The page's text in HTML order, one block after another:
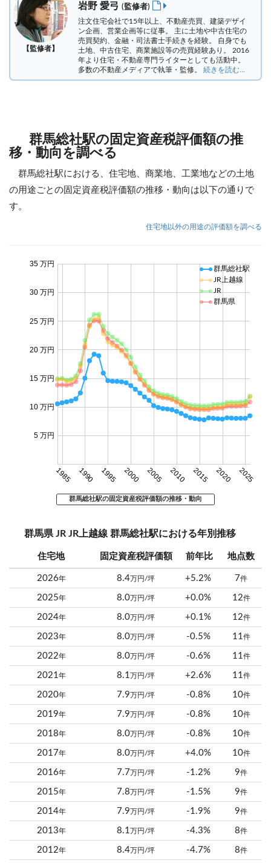
【監修者】
岩野 愛弓 (監修者)
注文住宅会社で15年以上、不動産売買、建築デザイ
ン企画、営業企画等に従事。 主に土地や中古住宅の
売買契約、金融・司法書士手続きを経験。 自身でも
土地、中古住宅、商業施設等の売買経験あり。 2016
年より住宅・不動産専門ライターとしても活動中。
多数の不動産メディアで執筆・監修。 続きを読む...
群馬総社駅の固定資産税評価額の推
移・動向を調べる
群馬総社駅における、住宅地、商業地、工業地などの土地
の用途ごとの固定資産税評価額の推移・動向は以下の通りで
す。
住宅地以外の用途の評価額を調べる
1985 1990 1995 2000 2005 2010 2015 2020 2025
5 万円
10 万円
15 万円
20 万円
25 万円
30 万円
35 万円
群馬総社駅
JR上越線
JR
群馬県
群馬総社駅の固定資産税評価額の推移・動向
群馬県 JR JR上越線 群馬総社駅における年別推移
住宅地 固定資産税評価額 前年比 地点数
2026年 8.4 万円/坪 +5.2% 7件
2025年 8.0 万円/坪 +0.0% 12件
2024年 8.0 万円/坪 +0.1% 12件
2023年 8.0 万円/坪 -0.5% 11件
2022年 8.0 万円/坪 -0.6% 11件
2021年 8.1 万円/坪 +2.6% 11件
2020年 7.9 万円/坪 -0.8% 10件
2019年 7.9 万円/坪 -0.8% 10件
2018年 8.0 万円/坪 -0.8% 10件
2017年 8.0 万円/坪 +4.0% 10件
2016年 7.7 万円/坪 -1.2% 9件
2015年 7.8 万円/坪 -1.5% 9件
2014年 7.9 万円/坪 -1.9% 9件
2013年 8.1 万円/坪 -4.3% 8件
2012年 8.4 万円/坪 -4.7% 8件